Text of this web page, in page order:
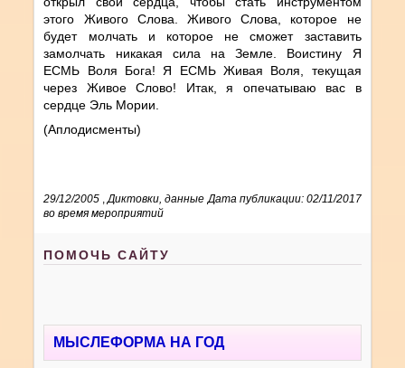
этого Живого Слова. Живого Слова, которое не
будет молчать и которое не сможет заставить
замолчать никакая сила на Земле. Воистину Я
ЕСМЬ Воля Бога! Я ЕСМЬ Живая Воля, текущая
через Живое Слово! Итак, я опечатываю вас в
сердце Эль Мории.
(Аплодисменты)
29/12/2005 Дата публикации: 02/11/2017
,Диктовки, данные
во время мероприятий
ПОМОЧЬ САЙТУ
МЫСЛЕФОРМА НА ГОД